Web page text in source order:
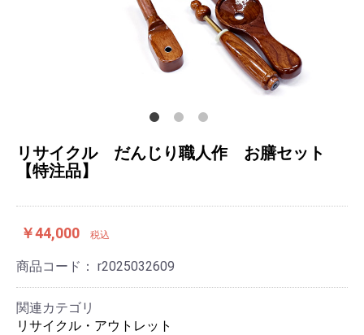
リサイクル だんじり職人作 お膳セット
【特注品】
￥44,000 税込
商品コード： r2025032609
関連カテゴリ
リサイクル・アウトレット